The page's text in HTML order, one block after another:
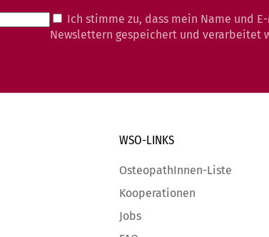
Ich stimme zu, dass mein Name und
Newslettern gespeichert und verarbeitet
WSO-LINKS
OsteopathInnen-Liste
Kooperationen
Jobs